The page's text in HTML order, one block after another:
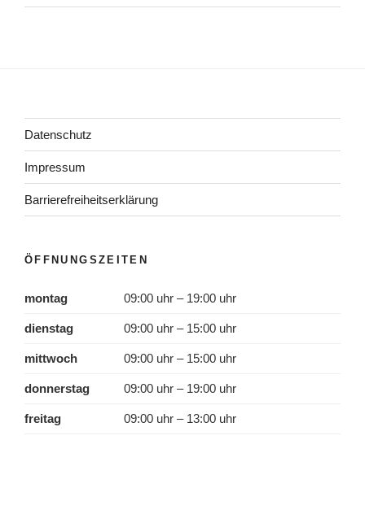
Datenschutz
Impressum
Barrierefreiheitserklärung
ÖFFNUNGSZEITEN
montag 09:00 uhr – 19:00 uhr
dienstag 09:00 uhr – 15:00 uhr
mittwoch 09:00 uhr – 15:00 uhr
donnerstag 09:00 uhr – 19:00 uhr
freitag 09:00 uhr – 13:00 uhr